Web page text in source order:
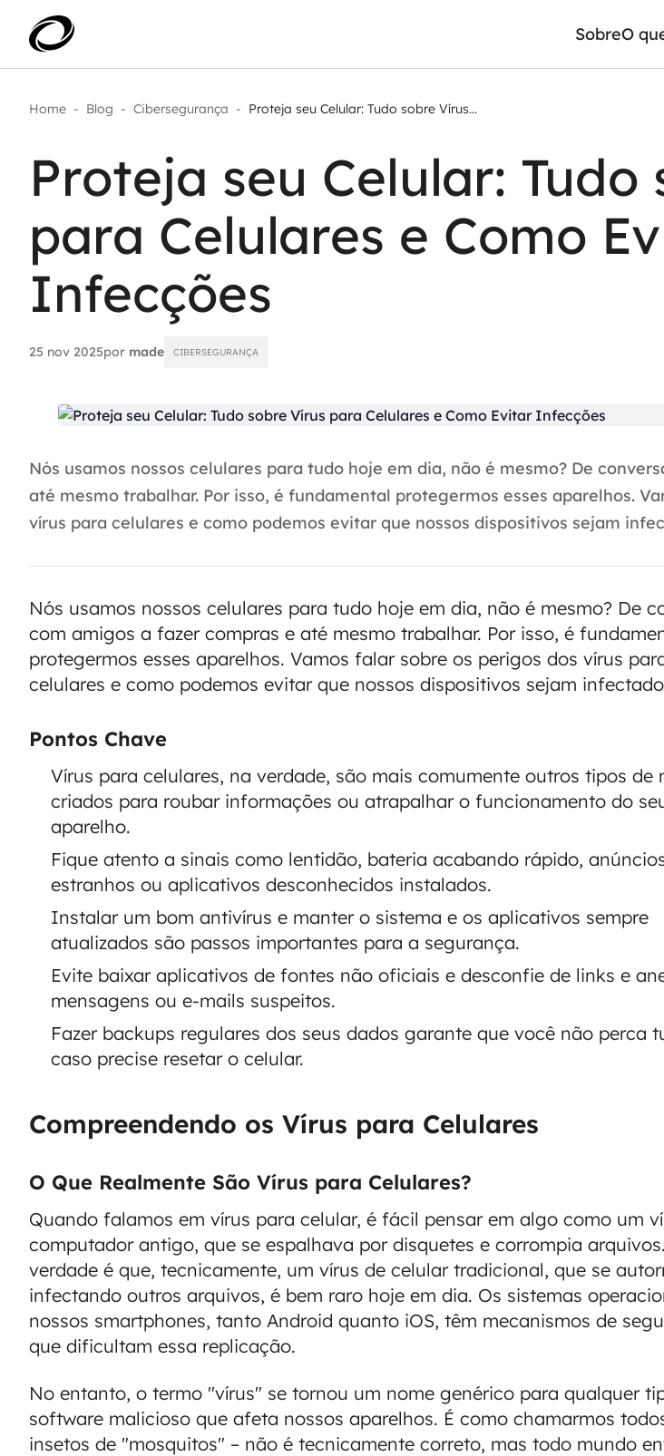
SobreO
Aplicar IA com impacto real
Modernização de aplicações
Sustentar operações com
Escalar com segurança
IA Generativa
Agentes de IA
Aceleradores de IA
Integração de IA
RPA e hiperautomação
Home - Blog - Cibersegurança - Proteja seu Celular: Tudo sobre Vírus...
Proteja seu Celular: Tudo
para Celulares e Como
Infecções
25 nov 2025por made CIBERSEGURANÇA
Nós usamos nossos celulares para tudo hoje em dia, não é mesmo? De
até mesmo trabalhar. Por isso, é fundamental protegermos esses aparelhos.
vírus para celulares e como podemos evitar que nossos dispositivos sejam
Nós usamos nossos celulares para tudo hoje em dia, não é mesmo? De
com amigos a fazer compras e até mesmo trabalhar. Por isso, é
protegermos esses aparelhos. Vamos falar sobre os perigos dos vírus
celulares e como podemos evitar que nossos dispositivos sejam
Pontos Chave
Vírus para celulares, na verdade, são mais comumente outros tipos de
criados para roubar informações ou atrapalhar o funcionamento do
aparelho.
Fique atento a sinais como lentidão, bateria acabando rápido,
estranhos ou aplicativos desconhecidos instalados.
Instalar um bom antivírus e manter o sistema e os aplicativos sempre
atualizados são passos importantes para a segurança.
Evite baixar aplicativos de fontes não oficiais e desconfie de links e
mensagens ou e-mails suspeitos.
Fazer backups regulares dos seus dados garante que você não perca
caso precise resetar o celular.
Compreendendo os Vírus para Celulares
O Que Realmente São Vírus para Celulares?
Quando falamos em vírus para celular, é fácil pensar em algo como um
computador antigo, que se espalhava por disquetes e corrompia
verdade é que, tecnicamente, um vírus de celular tradicional, que se
infectando outros arquivos, é bem raro hoje em dia. Os sistemas
nossos smartphones, tanto Android quanto iOS, têm mecanismos de
que dificultam essa replicação.
No entanto, o termo "vírus" se tornou um nome genérico para qualquer
software malicioso que afeta nossos aparelhos. É como chamarmos
insetos de "mosquitos" – não é tecnicamente correto, mas todo mundo